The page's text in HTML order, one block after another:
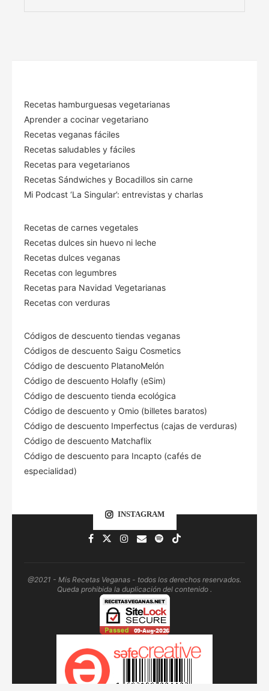
Recetas hamburguesas vegetarianas
Aprender a cocinar vegetariano
Recetas veganas fáciles
Recetas saludables y fáciles
Recetas para vegetarianos
Recetas Sándwiches y Bocadillos sin carne
Mi Podcast ‘La Singular’: entrevistas y charlas
Recetas de carnes vegetales
Recetas dulces sin huevo ni leche
Recetas dulces veganas
Recetas con legumbres
Recetas para Navidad Vegetarianas
Recetas con verduras
Códigos de descuento tiendas veganas
Códigos de descuento Saigu Cosmetics
Código de descuento PlatanoMelón
Código de descuento Holafly (eSim)
Código de descuento tienda ecológica
Código de descuento y Omio (billetes baratos)
Código de descuento Imperfectus (cajas de verduras)
Código de descuento Matchaflix
Código de descuento para Incapto (cafés de
especialidad)
INSTAGRAM
@2021 - Mis Recetas Veganas - todos los derechos reservados.
Queda prohibida la duplicación del contenido .